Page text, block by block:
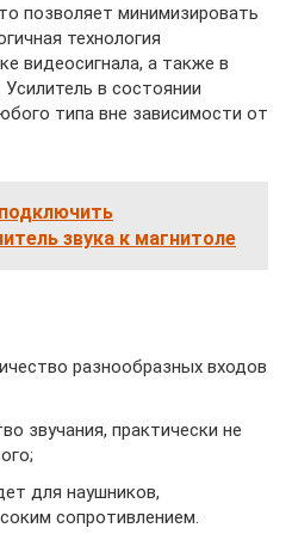
позволяет минимизировать
технология
видеосигнала, а также в
в состоянии
типа вне зависимости от
звука к магнитоле
разнообразных входов
звучания, практически не
для наушников,
сопротивлением.